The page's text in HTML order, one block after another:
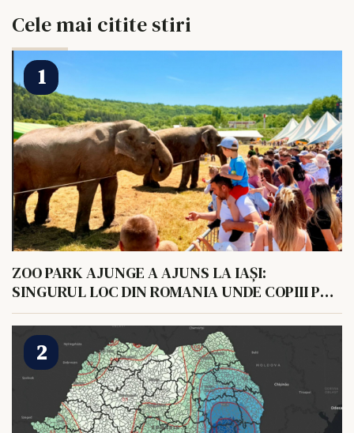
Cele mai citite stiri
ZOO PARK AJUNGE A AJUNS LA IAȘI:
SINGURUL LOC DIN ROMANIA UNDE COPIII POT
HRANI UN ELEFANT